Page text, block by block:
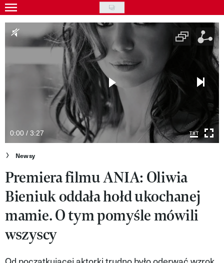
Skip
to
main
content
Gwiazdy
Ludzie
Kultura
Wideo
Nasze akcje
VIVA!ART
VIVA!MODA
VIVA!LIFESTYLE
VIVA!MAN
0:00 / 3:27
Newsy
Premiera filmu ANIA: Oliwia
Bieniuk oddała hołd ukochanej
mamie. O tym pomyśle mówili
wszyscy